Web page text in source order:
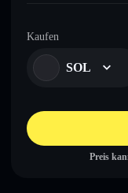
Kaufen
SOL
Preis